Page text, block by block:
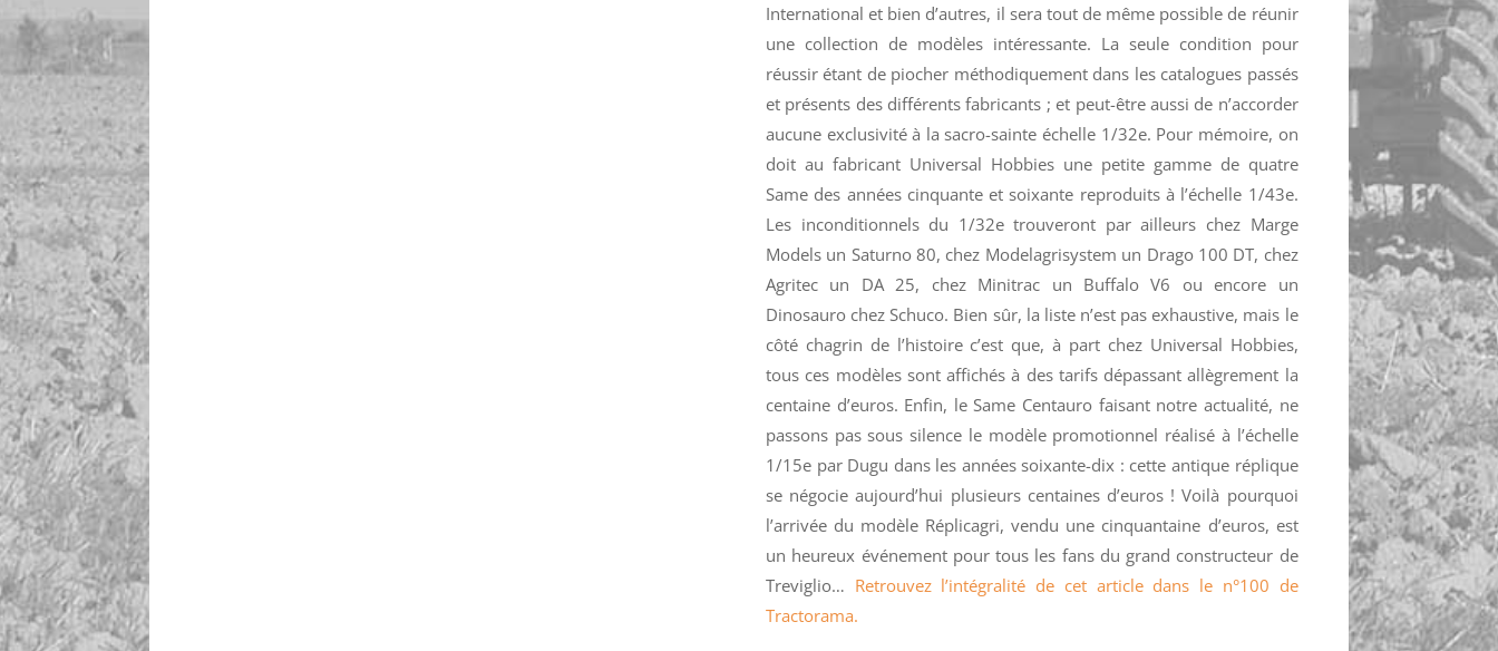
International et bien d’autres, il sera tout de même possible de réunir
une collection de modèles intéressante. La seule condition pour
réussir étant de piocher méthodiquement dans les catalogues passés
et présents des différents fabricants ; et peut-être aussi de n’accorder
aucune exclusivité à la sacro-sainte échelle 1/32e. Pour mémoire, on
doit au fabricant Universal Hobbies une petite gamme de quatre
Same des années cinquante et soixante reproduits à l’échelle 1/43e.
Les inconditionnels du 1/32e trouveront par ailleurs chez Marge
Models un Saturno 80, chez Modelagrisystem un Drago 100 DT, chez
Agritec un DA 25, chez Minitrac un Buffalo V6 ou encore un
Dinosauro chez Schuco. Bien sûr, la liste n’est pas exhaustive, mais le
côté chagrin de l’histoire c’est que, à part chez Universal Hobbies,
tous ces modèles sont affichés à des tarifs dépassant allègrement la
centaine d’euros. Enfin, le Same Centauro faisant notre actualité, ne
passons pas sous silence le modèle promotionnel réalisé à l’échelle
1/15e par Dugu dans les années soixante-dix : cette antique réplique
se négocie aujourd’hui plusieurs centaines d’euros ! Voilà pourquoi
l’arrivée du modèle Réplicagri, vendu une cinquantaine d’euros, est
un heureux événement pour tous les fans du grand constructeur de
Treviglio… Retrouvez l’intégralité de cet article dans le n°100 de
Tractorama.